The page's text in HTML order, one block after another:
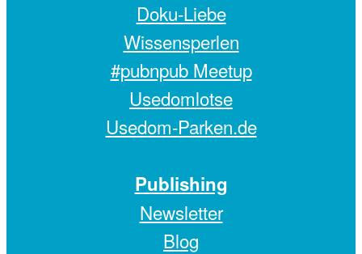
Doku-Liebe
Wissensperlen
#pubnpub Meetup
Usedomlotse
Usedom-Parken.de
Publishing
Newsletter
Blog